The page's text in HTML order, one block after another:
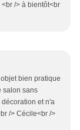
/> à bientôt<br
bien pratique
salon sans
et n'a
/> Cécile<br />